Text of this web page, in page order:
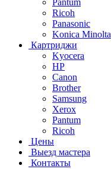
Pantum
Ricoh
Panasonic
Konica Minolta
Картриджи
Kyocera
HP
Canon
Brother
Samsung
Xerox
Pantum
Ricoh
Цены
Выезд мастера
Контакты